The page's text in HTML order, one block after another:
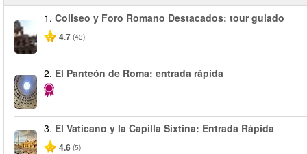
1. Coliseo y Foro Romano Destacados: tour guiado
4.7 (43)
2. El Panteón de Roma: entrada rápida
3. El Vaticano y la Capilla Sixtina: Entrada Rápida
4.6 (5)